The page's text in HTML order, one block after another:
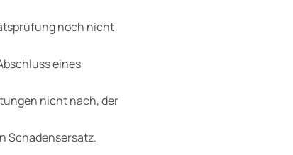
noch nicht
eines
nicht nach, der
Schadensersatz.